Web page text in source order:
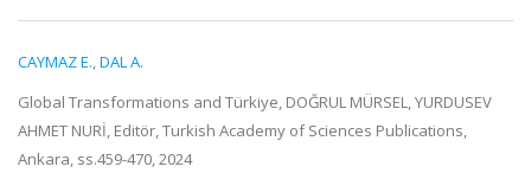
CAYMAZ E.,DAL A.
Global Transformations and Türkiye, DOĞRUL MÜRSEL, YURDUSEV
AHMET NURİ, Editör, Turkish Academy of Sciences Publications,
Ankara, ss.459-470, 2024